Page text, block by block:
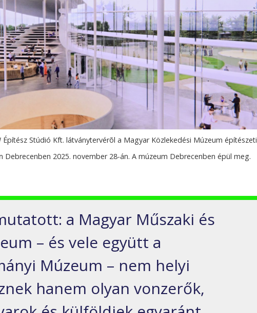
Stúdió Kft. látványtervérõl a Magyar Közlekedési Múzeum építészeti
2025. november 28-án. A múzeum Debrecenben épül meg.
a Magyar Műszaki és
– és vele együtt a
Múzeum – nem helyi
hanem olyan vonzerők,